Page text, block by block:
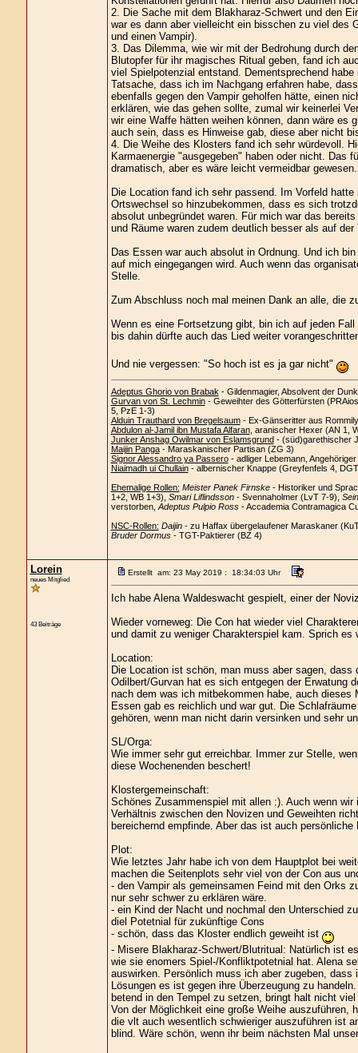
2. Die Sache mit dem Blakharaz-Schwert und den
war es dann aber vielleicht ein bisschen zu viel des
und einen Vampir).
3. Das Dilemma, wie wir mit der Bedrohung durch
Blutopfer für ihr magisches Ritual geben, fand ich
viel Spielpotenzial entstand. Dementsprechend
Tatsache, dass ich im Nachgang erfahren habe,
ebenfalls gegen den Vampir geholfen hätte, einen
erklären, wie das gehen sollte, zumal wir keinerlei
wir eine Waffe hätten weihen können, dann wäre es
auch sein, dass es Hinweise gab, diese aber nicht
4. Die Weihe des Klosters fand ich sehr würdevoll.
Karmaenergie "ausgegeben" haben oder nicht. Das
dramatisch, aber es wäre leicht vermeidbar gewesen.
Die Location fand ich sehr passend. Im Vorfeld
Ortswechsel so hinzubekommen, dass es sich
absolut unbegründet waren. Für mich war das
und Räume waren zudem deutlich besser als auf der
Das Essen war auch absolut in Ordnung. Und ich
auf mich eingegangen wird. Auch wenn das
Stelle.
Zum Abschluss noch mal meinen Dank an alle, die
Wenn es eine Fortsetzung gibt, bin ich auf jeden
bis dahin dürfte auch das Lied weiter
Und nie vergessen: "So hoch ist es ja gar nicht"
Adeptus Ghorio von Brabak - Gildenmagier, Absolvent der
Gurvan von St. Lechmin- Geweihter des Götterfürsten
5, PzE 1-3)
Alduin Trauthard von Bregelsaum- Ex-Gänseritter aus
Abdulon al-Jamil ibn Mustafa Alfaran, aranischer Hexer (AN 1,
Junker Anshag Owilmar von Eslamsgrund- (süd)garethischer
Maijin Panga- Maraskanischer Partisan (ZG 3)
Signor Alessandro ya Passero- adliger Lebemann,
Niaimadh ui Chullain- albernischer Knappe (Greyfenfels 4,
Ehemalige Rollen: Meister Panek Firnske- Historiker und
1+2, WB 1+3), Smari Liflindsson- Svennaholmer (LvT 7-9),
verstorben, Adeptus Pulpio Ross- Accademia Contramagica
NSC-Rollen: Daijin- zu Haffax übergelaufener Maraskaner
Bruder Dormus- TGT-Paktierer (BZ 4)
Lorein
neues Mitglied
43 Beiträge
Erstellt am: 23 May 2019 : 18:34:03 Uhr
Ich habe Alena Waldeswacht gespielt, einer der
Wieder vorneweg: Die Con hat wieder viel
und damit zu weniger Charakterspiel kam. Sprich es
Location:
Die Location ist schön, man muss aber sagen,
Odilbert/Gurvan hat es sich entgegen der Erwatung
nach dem was ich mitbekommen habe, auch dieses
Essen gab es reichlich und war gut. Die
gehören, wenn man nicht darin versinken und sehr
SL/Orga:
Wie immer sehr gut erreichbar. Immer zur Stelle,
diese Wochenenden beschert!
Klostergemeinschaft:
Schönes Zusammenspiel mit allen :). Auch wenn
Verhältnis zwischen den Novizen und Geweihten
bereichernd empfinde. Aber das ist auch persönliche
Plot:
Wie letztes Jahr habe ich von dem Hauptplot bei
machen die Seitenplots sehr viel von der Con aus
- den Vampir als gemeinsamen Feind mit den Orks
nur sehr schwer zu erklären wäre.
- ein Kind der Nacht und nochmal den Unterschied
diel Potetnial für zukünftige Cons
- schön, dass das Kloster endlich geweiht ist
- Misere Blakharaz-Schwert/Blutritual: Natürlich ist
wie sie enomers Spiel-/Konfliktpotetnial hat. Alena
auswirken. Persönlich muss ich aber zugeben,
Lösungen es ist gegen ihre Überzeugung zu
betend in den Tempel zu setzen, bringt halt nicht viel
Von der Möglichkeit eine große Weihe auszuführen,
die vlt auch wesentlich schwieriger auszuführen ist
blind. Wäre schön, wenn ihr beim nächsten Mal